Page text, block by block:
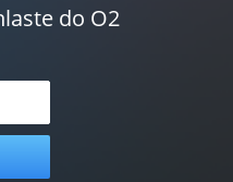
do O2